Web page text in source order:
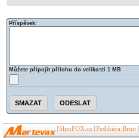
Příspěvek:
Můžete připojit přílohu do velikosti 1 MB
SlimFOX.cz Pedikúra Brno